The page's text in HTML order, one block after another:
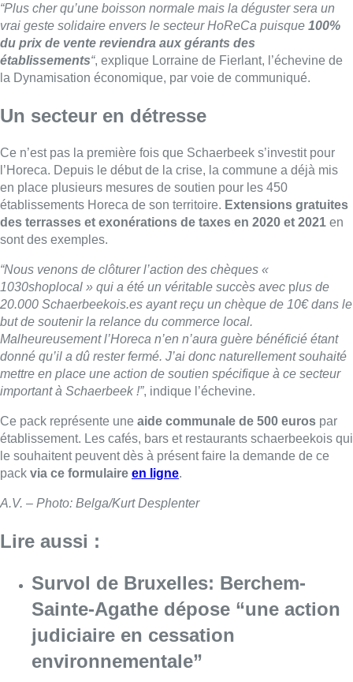
“Plus cher qu’une boisson normale mais la déguster sera un
vrai geste solidaire envers le secteur HoReCa puisque 100%
du prix de vente reviendra aux gérants des
établissements“, explique Lorraine de Fierlant, l’échevine de
la Dynamisation économique, par voie de communiqué.
Un secteur en détresse
Ce n’est pas la première fois que Schaerbeek s’investit pour
l’Horeca. Depuis le début de la crise, la commune a déjà mis
en place plusieurs mesures de soutien pour les 450
établissements Horeca de son territoire. Extensions gratuites
des terrasses et exonérations de taxes en 2020 et 2021 en
sont des exemples.
“Nous venons de clôturer l’action des chèques «
1030shoplocal » qui a été un véritable succès avec plus de
20.000 Schaerbeekois.es ayant reçu un chèque de 10€ dans le
but de soutenir la relance du commerce local.
Malheureusement l’Horeca n’en n’aura guère bénéficié étant
donné qu’il a dû rester fermé. J’ai donc naturellement souhaité
mettre en place une action de soutien spécifique à ce secteur
important à Schaerbeek !”, indique l’échevine.
Ce pack représente une aide communale de 500 euros par
établissement. Les cafés, bars et restaurants schaerbeekois qui
le souhaitent peuvent dès à présent faire la demande de ce
pack via ce formulaire en ligne.
A.V. – Photo: Belga/Kurt Desplenter
Lire aussi :
Survol de Bruxelles: Berchem-
Sainte-Agathe dépose “une action
judiciaire en cessation
environnementale”